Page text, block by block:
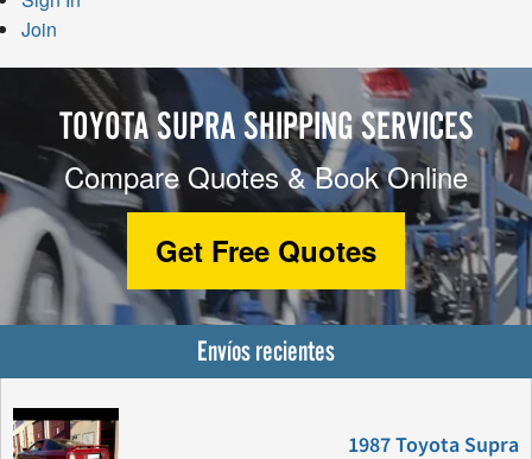
Join
TOYOTA SUPRA SHIPPING SERVICES
Compare Quotes & Book Online
Get Free Quotes
Envíos recientes
1987 Toyota Supra